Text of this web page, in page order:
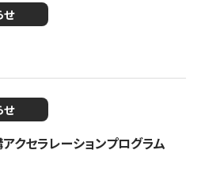
せ
せ
クセラレーションプログラム